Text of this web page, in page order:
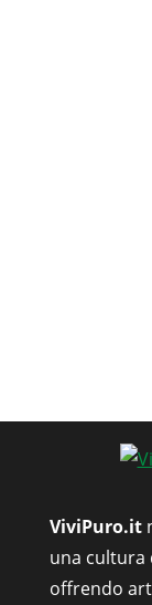
ViviPuro.it
una cultura
offrendo